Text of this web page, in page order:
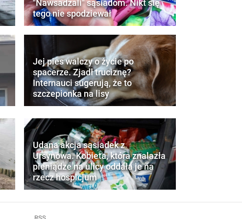
"Nawsadzali" sąsiadom. Nikt się
tego nie spodziewał
Jej pies walczy o życie po
spacerze. Zjadł truciznę?
Internauci sugerują, że to
szczepionka na lisy
Udana akcja sąsiadek z
Ursynowa. Kobieta, która znalazła
pieniądze na ulicy oddała je na
rzecz hospicjum